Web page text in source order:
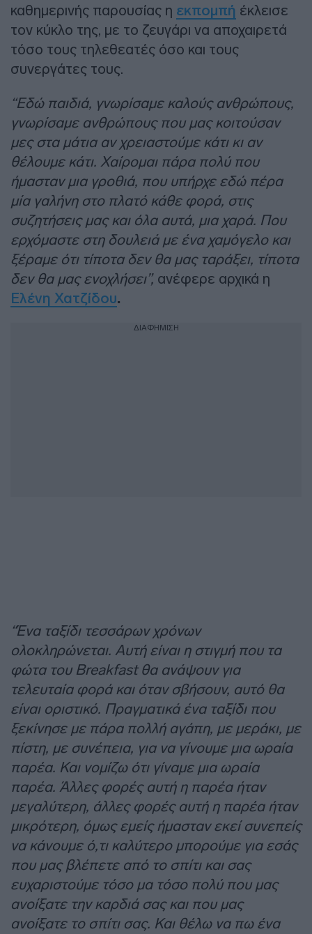
καθημερινής παρουσίας η εκπομπή έκλεισε
τον κύκλο της, με το ζευγάρι να αποχαιρετά
τόσο τους τηλεθεατές όσο και τους
συνεργάτες τους.
“Εδώ παιδιά, γνωρίσαμε καλούς ανθρώπους,
γνωρίσαμε ανθρώπους που μας κοιτούσαν
μες στα μάτια αν χρειαστούμε κάτι κι αν
θέλουμε κάτι. Χαίρομαι πάρα πολύ που
ήμασταν μια γροθιά, που υπήρχε εδώ πέρα
μία γαλήνη στο πλατό κάθε φορά, στις
συζητήσεις μας και όλα αυτά, μια χαρά. Που
ερχόμαστε στη δουλειά με ένα χαμόγελο και
ξέραμε ότι τίποτα δεν θα μας ταράξει, τίποτα
δεν θα μας ενοχλήσει”, ανέφερε αρχικά η
Ελένη Χατζίδου.
ΔΙΑΦΗΜΙΣΗ
“Ένα ταξίδι τεσσάρων χρόνων
ολοκληρώνεται. Αυτή είναι η στιγμή που τα
φώτα του Breakfast θα ανάψουν για
τελευταία φορά και όταν σβήσουν, αυτό θα
είναι οριστικό. Πραγματικά ένα ταξίδι που
ξεκίνησε με πάρα πολλή αγάπη, με μεράκι, με
πίστη, με συνέπεια, για να γίνουμε μια ωραία
παρέα. Και νομίζω ότι γίναμε μια ωραία
παρέα. Άλλες φορές αυτή η παρέα ήταν
μεγαλύτερη, άλλες φορές αυτή η παρέα ήταν
μικρότερη, όμως εμείς ήμασταν εκεί συνεπείς
να κάνουμε ό,τι καλύτερο μπορούμε για εσάς
που μας βλέπετε από το σπίτι και σας
ευχαριστούμε τόσο μα τόσο πολύ που μας
ανοίξατε την καρδιά σας και που μας
ανοίξατε το σπίτι σας. Και θέλω να πω ένα